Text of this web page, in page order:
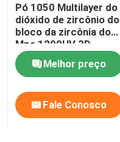
Pó 1050 Multilayer do
dióxido de zircônio do
bloco da zircônia do
Mpa 1200HV 3D
Melhor preço
Fale Conosco